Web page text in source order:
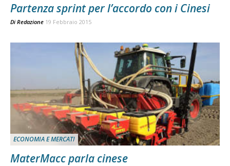
Partenza sprint per l’accordo con i Cinesi
Di Redazione 19 Febbraio 2015
ECONOMIA E MERCATI
MaterMacc parla cinese